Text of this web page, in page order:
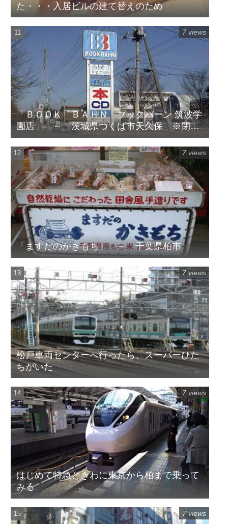
た・・・入居ビルの建て替えのため
「ＢＯＯＫ ＢＡＨＮ ブックバーン 筑波学
園店」 ～ 茨城県つくば市天久保 ※閉店
してます
7 views
「ますだのかきもち」 ～ 千葉県柏市
7 views
松戸車両センターへ行ったら、スーパーひた
ちがいた
7 views
はじめて特急ときわに東京から柏まで乗って
みる
7 views
7 views